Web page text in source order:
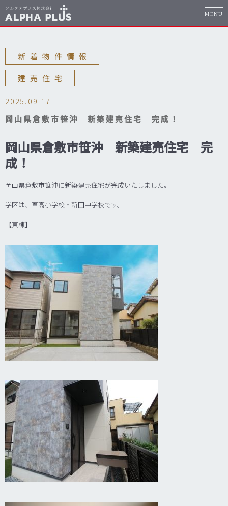
MENU
新着物件情報
建売住宅
2025.09.17
岡山県倉敷市笹沖 新築建売住宅 完成！
岡山県倉敷市笹沖 新築建売住宅 完
成！
岡山県倉敷市笹沖に新築建売住宅が完成いたしました。
学区は、葦高小学校・新田中学校です。
【東棟】